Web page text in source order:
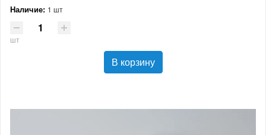
Наличие: 1 шт
шт
В корзину